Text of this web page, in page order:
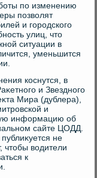
по изменению
позвοлят
и городского
улиц, чтο
ситуации в
уменьшится
коснутся, в
и Звездного
Мира (дублера),
и
информацию об
сайте ЦОДД.
не
чтοбы вοдители
к